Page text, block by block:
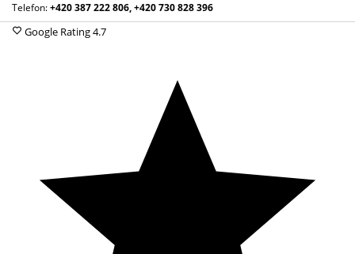
Telefon:+420 387 222 806, +420 730 828 396
Google Rating4.7